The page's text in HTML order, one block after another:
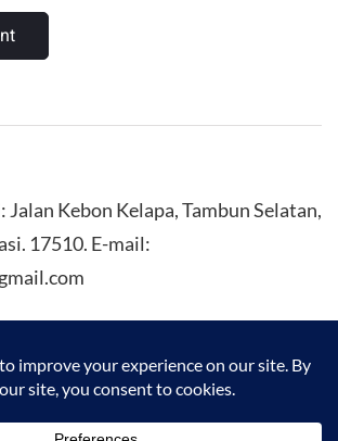
Jalan Kebon Kelapa, Tambun Selatan,
17510. E-mail:
Copyright (C) 2026